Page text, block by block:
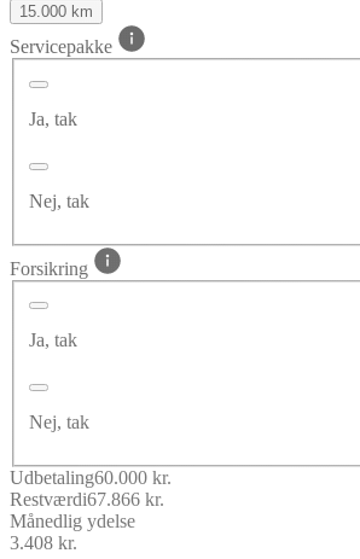
15.000 km
Servicepakke
Ja, tak
Nej, tak
Forsikring
Ja, tak
Nej, tak
Udbetaling60.000 kr.
Restværdi67.866 kr.
Månedlig ydelse
3.408 kr.